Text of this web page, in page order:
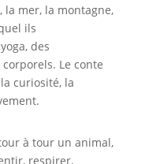
mer, la montagne,
ils
des
Le conte
curiosité, la
à tour un animal,
respirer,